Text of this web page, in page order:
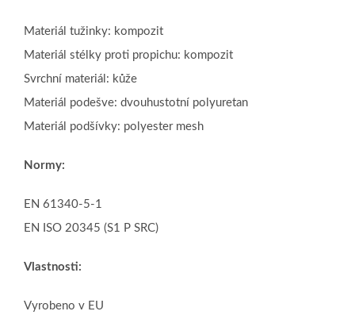
Materiál tužinky: kompozit
Materiál stélky proti propichu: kompozit
Svrchní materiál: kůže
Materiál podešve: dvouhustotní polyuretan
Materiál podšívky: polyester mesh
Normy:
EN 61340-5-1
EN ISO 20345 (S1 P SRC)
Vlastnosti:
Vyrobeno v EU